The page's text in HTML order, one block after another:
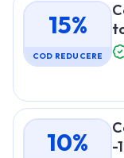
15%
COD REDUCERE
10%
-